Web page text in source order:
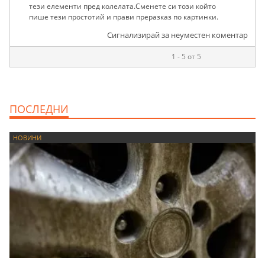
тези елементи пред колелата.Сменете си този който
пише тези простотий и прави преразказ по картинки.
Сигнализирай за неуместен коментар
1 - 5 от 5
ПОСЛЕДНИ
НОВИНИ